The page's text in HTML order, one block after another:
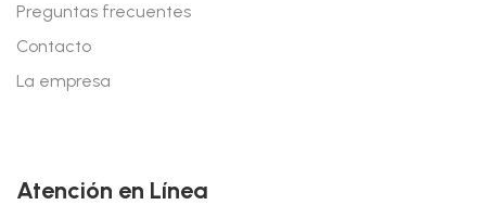
Preguntas frecuentes
Contacto
La empresa
Atención en Línea